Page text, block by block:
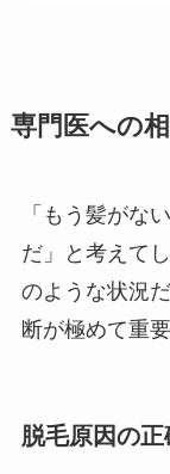
専門医への
「もう髪がな
だ」と考えて
のような状況
断が極めて重
脱毛原因の